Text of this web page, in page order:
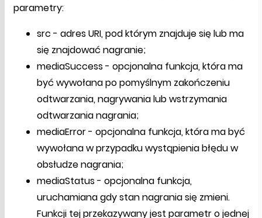
parametry:
src - adres URI, pod którym znajduje się lub ma
się znajdować nagranie;
mediaSuccess - opcjonalna funkcja, która ma
być wywołana po pomyślnym zakończeniu
odtwarzania, nagrywania lub wstrzymania
odtwarzania nagrania;
mediaError - opcjonalna funkcja, która ma być
wywołana w przypadku wystąpienia błędu w
obsłudze nagrania;
mediaStatus - opcjonalna funkcja,
uruchamiana gdy stan nagrania się zmieni.
Funkcji tej przekazywany jest parametr o jednej